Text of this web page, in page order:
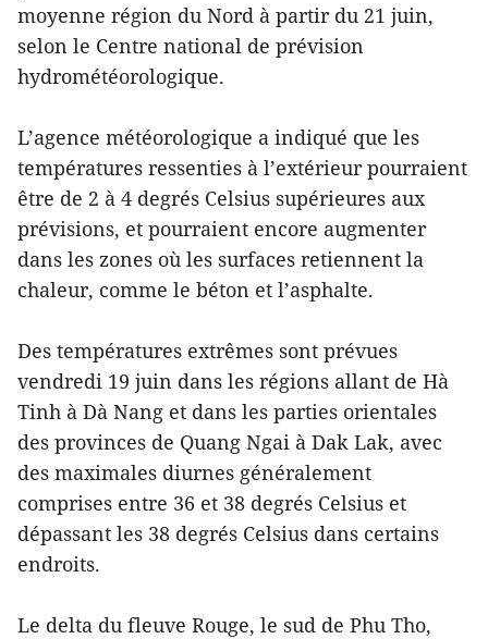
moyenne région du Nord à partir du 21 juin,
selon le Centre national de prévision
hydrométéorologique.
L’agence météorologique a indiqué que les
températures ressenties à l’extérieur pourraient
être de 2 à 4 degrés Celsius supérieures aux
prévisions, et pourraient encore augmenter
dans les zones où les surfaces retiennent la
chaleur, comme le béton et l’asphalte.
Des températures extrêmes sont prévues
vendredi 19 juin dans les régions allant de Hà
Tinh à Dà Nang et dans les parties orientales
des provinces de Quang Ngai à Dak Lak, avec
des maximales diurnes généralement
comprises entre 36 et 38 degrés Celsius et
dépassant les 38 degrés Celsius dans certains
endroits.
Le delta du fleuve Rouge, le sud de Phu Tho,